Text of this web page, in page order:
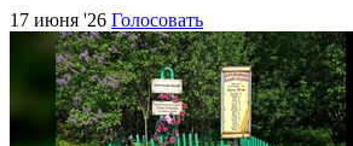
17 июня '26 Голосовать